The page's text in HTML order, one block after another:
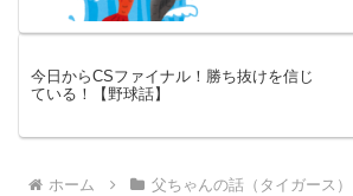
今日からCSファイナル！勝ち抜けを信じ
ている！【野球話】
ホーム 父ちゃんの話（タイガース）